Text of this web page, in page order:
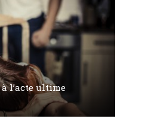
l’acte ultime